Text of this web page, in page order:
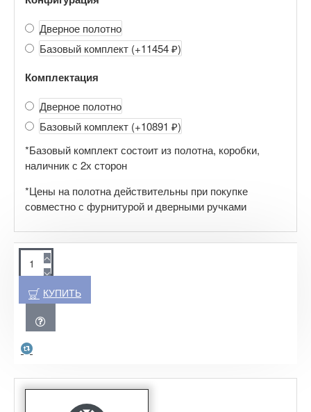
Дверное полотно
Базовый комплект (+11454 ₽)
Комплектация
Дверное полотно
Базовый комплект (+10891 ₽)
*Базовый комплект состоит из полотна, коробки,
наличник с 2х сторон
*Цены на полотна действительны при покупке
совместно с фурнитурой и дверными ручками
КУПИТЬ